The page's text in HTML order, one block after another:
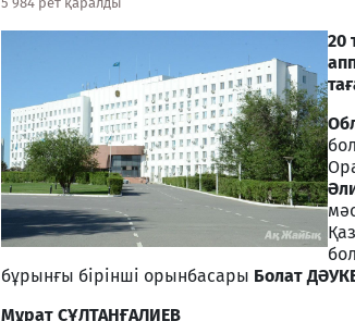
20
бұрынғы бірінші орынбасары Болат
Мұрат СҰЛТАНҒАЛИЕВ